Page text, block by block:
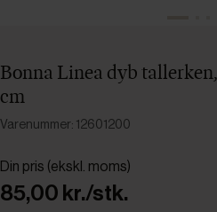
Bonna Linea dyb
cm
Varenummer: 12601200
Din pris (ekskl. moms)
85,00 kr./stk.